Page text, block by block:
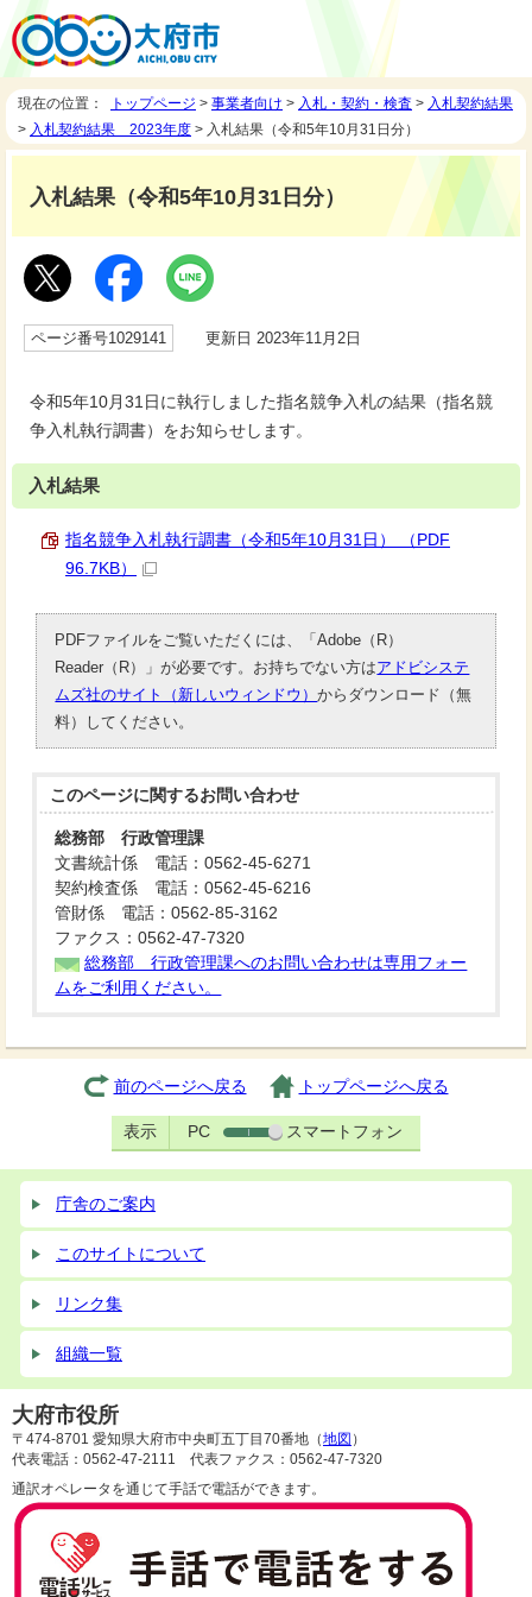
現在の位置： トップページ > 事業者向け > 入札・契約・検査 > 入札契約結果
> 入札契約結果 2023年度 > 入札結果（令和5年10月31日分）
入札結果（令和5年10月31日分）
ページ番号1029141 更新日 2023年11月2日
令和5年10月31日に執行しました指名競争入札の結果（指名競
争入札執行調書）をお知らせします。
入札結果
指名競争入札執行調書（令和5年10月31日） （PDF
96.7KB）
PDFファイルをご覧いただくには、「Adobe（R）
Reader（R）」が必要です。お持ちでない方はアドビシステ
ムズ社のサイト（新しいウィンドウ）からダウンロード（無
料）してください。
このページに関するお問い合わせ
総務部 行政管理課
文書統計係 電話：0562-45-6271
契約検査係 電話：0562-45-6216
管財係 電話：0562-85-3162
ファクス：0562-47-7320
総務部 行政管理課へのお問い合わせは専用フォー
ムをご利用ください。
前のページへ戻る トップページへ戻る
表示 PC スマートフォン
庁舎のご案内
このサイトについて
リンク集
組織一覧
大府市役所
〒474-8701 愛知県大府市中央町五丁目70番地（地図 ）
代表電話：0562-47-2111 代表ファクス：0562-47-7320
通訳オペレータを通じて手話で電話ができます。